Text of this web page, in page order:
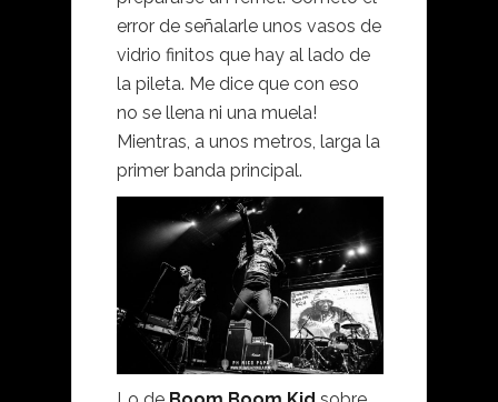
error de señalarle unos vasos de
vidrio finitos que hay al lado de
la pileta. Me dice que con eso
no se llena ni una muela!
Mientras, a unos metros, larga la
primer banda principal.